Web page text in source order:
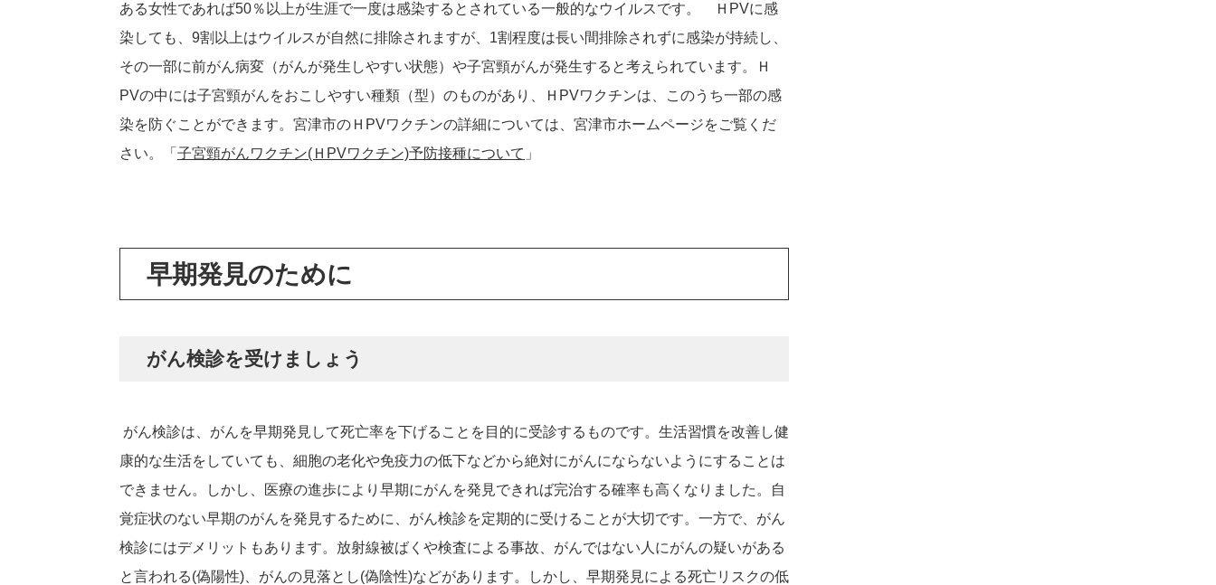
ある女性であれば50％以上が生涯で一度は感染するとされている一般的なウイルスです。 ＨPVに感
染しても、9割以上はウイルスが自然に排除されますが、1割程度は長い間排除されずに感染が持続し、
その一部に前がん病変（がんが発生しやすい状態）や子宮頸がんが発生すると考えられています。Ｈ
PVの中には子宮頸がんをおこしやすい種類（型）のものがあり、ＨPVワクチンは、このうち一部の感
染を防ぐことができます。宮津市のＨPVワクチンの詳細については、宮津市ホームページをご覧くだ
さい。「 子宮頸がんワクチン(ＨPV​ワクチン)予防接種について 」
早期発見のために
がん検診を受けましょう
がん検診は、がんを早期発見して死亡率を下げることを目的に受診するものです。生活習慣を改善し健
康的な生活をしていても、細胞の老化や免疫力の低下などから絶対にがんにならないようにすることは
できません。しかし、医療の進歩により早期にがんを発見できれば完治する確率も高くなりました。自
覚症状のない早期のがんを発見するために、がん検診を定期的に受けることが大切です。一方で、がん
検診にはデメリットもあります。放射線被ばくや検査による事故、がんではない人にがんの疑いがある
と言われる(偽陽性)、がんの見落とし(偽陰性)などがあります。しかし、早期発見による死亡リスクの低